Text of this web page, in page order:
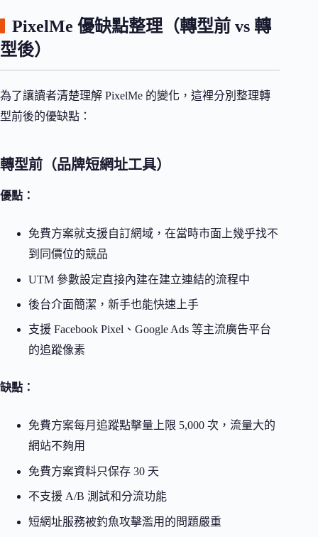
PixelMe 優缺點整理（轉型前 vs 轉
型後）
為了讓讀者清楚理解 PixelMe 的變化，這裡分別整理轉
型前後的優缺點：
轉型前（品牌短網址工具）
優點：
免費方案就支援自訂網域，在當時市面上幾乎找不
到同價位的競品
UTM 參數設定直接內建在建立連結的流程中
後台介面簡潔，新手也能快速上手
支援 Facebook Pixel、Google Ads 等主流廣告平台
的追蹤像素
缺點：
免費方案每月追蹤點擊量上限 5,000 次，流量大的
網站不夠用
免費方案資料只保存 30 天
不支援 A/B 測試和分流功能
短網址服務被釣魚攻擊濫用的問題嚴重